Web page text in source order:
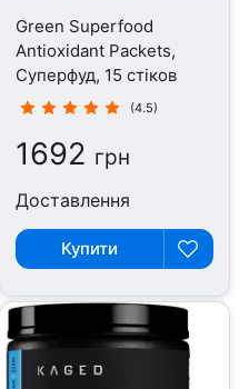
Green Superfood
Antioxidant Packets,
Суперфуд, 15 стіков
(4.5)
1692 грн
Доставлення
Купити